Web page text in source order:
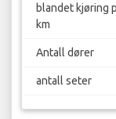
blandet kjøring
km
Antall dører
antall seter